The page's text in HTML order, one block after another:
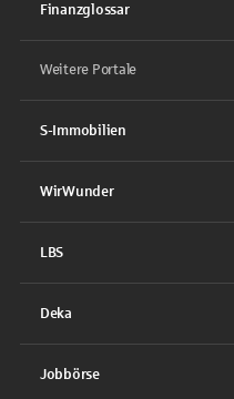
Finanzglossar
Weitere Portale
S-Immobilien
WirWunder
LBS
Deka
Jobbörse